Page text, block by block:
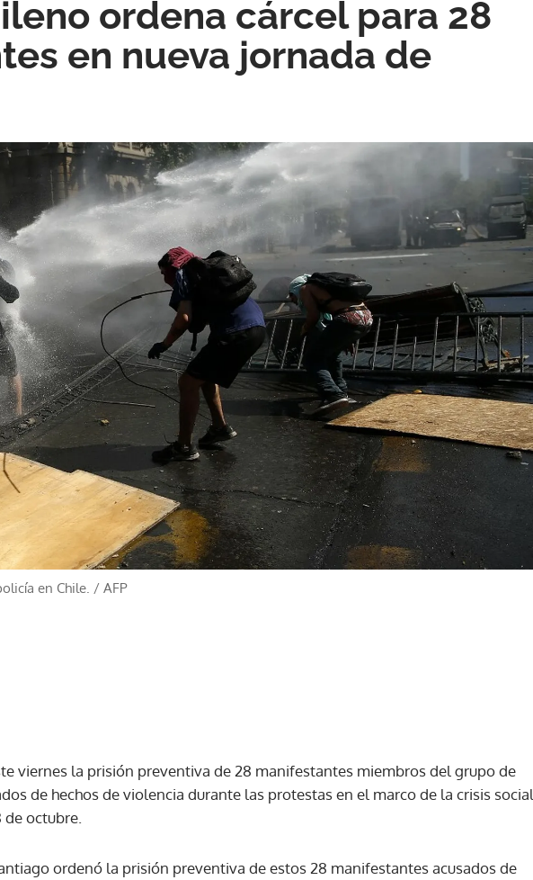
ordena cárcel para 28
en nueva jornada de
en Chile. / AFP
viernes la prisión preventiva de 28 manifestantes miembros del grupo de
de hechos de violencia durante las protestas en el marco de la crisis social
octubre.
ordenó la prisión preventiva de estos 28 manifestantes acusados de